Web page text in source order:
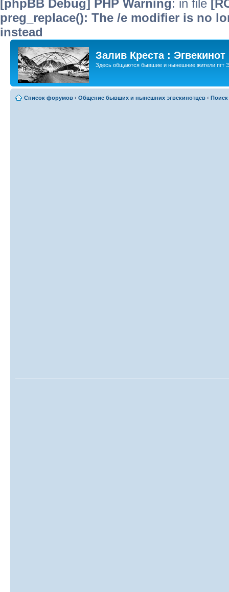
[phpBB Debug] PHP Warning: in file
preg_replace(): The /e modifier is no
instead
Залив Креста : Эгвекинот
Здесь общаются бывшие и нынешние жители пгт
Список форумов ‹ Общение бывших и нынешних эгвекинотцев ‹ Поиск